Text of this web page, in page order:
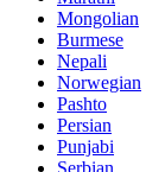
Mongolian
Burmese
Nepali
Norwegian
Pashto
Persian
Punjabi
Serbian